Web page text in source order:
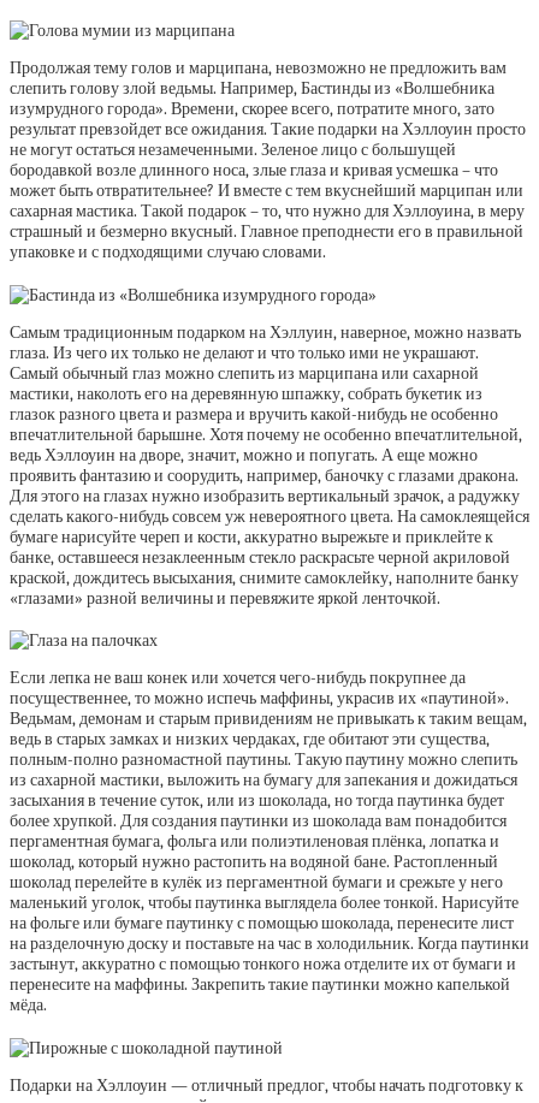
Продолжая тему голов и марципана, невозможно не предложить вам
слепить голову злой ведьмы. Например, Бастинды из «Волшебника
изумрудного города». Времени, скорее всего, потратите много, зато
результат превзойдет все ожидания. Такие подарки на Хэллоуин просто
не могут остаться незамеченными. Зеленое лицо с большущей
бородавкой возле длинного носа, злые глаза и кривая усмешка – что
может быть отвратительнее? И вместе с тем вкуснейший марципан или
сахарная мастика. Такой подарок – то, что нужно для Хэллоуина, в меру
страшный и безмерно вкусный. Главное преподнести его в правильной
упаковке и с подходящими случаю словами.
Самым традиционным подарком на Хэллуин, наверное, можно назвать
глаза. Из чего их только не делают и что только ими не украшают.
Самый обычный глаз можно слепить из марципана или сахарной
мастики, наколоть его на деревянную шпажку, собрать букетик из
глазок разного цвета и размера и вручить какой-нибудь не особенно
впечатлительной барышне. Хотя почему не особенно впечатлительной,
ведь Хэллоуин на дворе, значит, можно и попугать. А еще можно
проявить фантазию и соорудить, например, баночку с глазами дракона.
Для этого на глазах нужно изобразить вертикальный зрачок, а радужку
сделать какого-нибудь совсем уж невероятного цвета. На самоклеящейся
бумаге нарисуйте череп и кости, аккуратно вырежьте и приклейте к
банке, оставшееся незаклеенным стекло раскрасьте черной акриловой
краской, дождитесь высыхания, снимите самоклейку, наполните банку
«глазами» разной величины и перевяжите яркой ленточкой.
Если лепка не ваш конек или хочется чего-нибудь покрупнее да
посущественнее, то можно испечь маффины, украсив их «паутиной».
Ведьмам, демонам и старым привидениям не привыкать к таким вещам,
ведь в старых замках и низких чердаках, где обитают эти существа,
полным-полно разномастной паутины. Такую паутину можно слепить
из сахарной мастики, выложить на бумагу для запекания и дожидаться
засыхания в течение суток, или из шоколада, но тогда паутинка будет
более хрупкой. Для создания паутинки из шоколада вам понадобится
пергаментная бумага, фольга или полиэтиленовая плёнка, лопатка и
шоколад, который нужно растопить на водяной бане. Растопленный
шоколад перелейте в кулёк из пергаментной бумаги и срежьте у него
маленький уголок, чтобы паутинка выглядела более тонкой. Нарисуйте
на фольге или бумаге паутинку с помощью шоколада, перенесите лист
на разделочную доску и поставьте на час в холодильник. Когда паутинки
застынут, аккуратно с помощью тонкого ножа отделите их от бумаги и
перенесите на маффины. Закрепить такие паутинки можно капелькой
мёда.
Подарки на Хэллоуин — отличный предлог, чтобы начать подготовку к